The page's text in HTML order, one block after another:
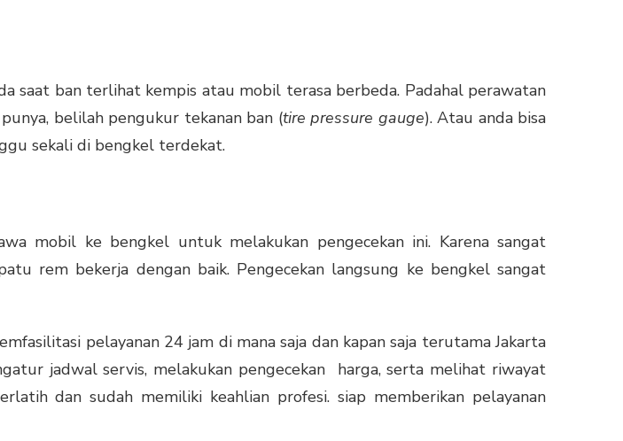
saat ban terlihat kempis atau mobil terasa berbeda. Padahal perawatan
belilah pengukur tekanan ban (tire pressure gauge). Atau anda bisa
sekali di bengkel terdekat.
mobil ke bengkel untuk melakukan pengecekan ini. Karena sangat
rem bekerja dengan baik. Pengecekan langsung ke bengkel sangat
pelayanan 24 jam di mana saja dan kapan saja terutama Jakarta
jadwal servis, melakukan pengecekan harga, serta melihat riwayat
dan sudah memiliki keahlian profesi. siap memberikan pelayanan